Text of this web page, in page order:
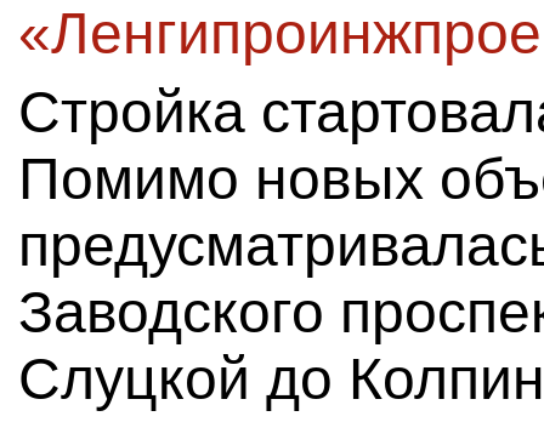
Стройка
Помимо новых
Заводского
Слуцкой до